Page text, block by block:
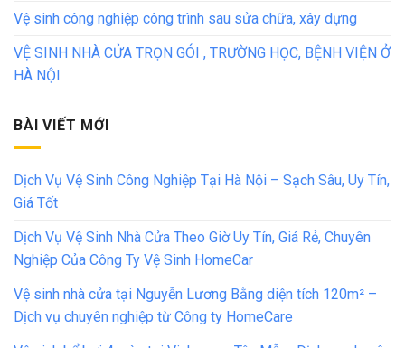
Vệ sinh công nghiệp công trình sau sửa chữa, xây dựng
VỆ SINH NHÀ CỬA TRỌN GÓI , TRƯỜNG HỌC, BỆNH VIỆN Ở
HÀ NỘI
BÀI VIẾT MỚI
Dịch Vụ Vệ Sinh Công Nghiệp Tại Hà Nội – Sạch Sâu, Uy Tín,
Giá Tốt
Dịch Vụ Vệ Sinh Nhà Cửa Theo Giờ Uy Tín, Giá Rẻ, Chuyên
Nghiệp Của Công Ty Vệ Sinh HomeCar
Vệ sinh nhà cửa tại Nguyễn Lương Bằng diện tích 120m² –
Dịch vụ chuyên nghiệp từ Công ty HomeCare